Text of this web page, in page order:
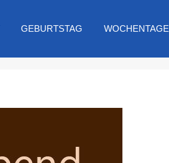
GEBURTSTAG WOCHENTAGE